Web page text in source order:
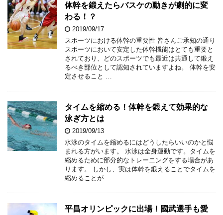
体幹を鍛えたらバスケの動きが劇的に変
わる！？
2019/09/17
スポーツにおける体幹の重要性 皆さんご承知の通り
スポーツにおいて安定した体幹機能はとても重要と
されており、どのスポーツでも最近は共通して鍛え
るべき部位として認知されていますよね。 体幹を安
定させること …
タイムを縮める！体幹を鍛えて効果的な
泳ぎ方とは
2019/09/13
水泳のタイムを縮めるにはどうしたらいいのかと悩
まれる方がいます。 水泳は全身運動です。タイムを
縮めるために部分的なトレーニングをする場合があ
ります。 しかし、実は体幹を鍛えることでタイムを
縮めることが …
平昌オリンピックに出場！國武選手も愛